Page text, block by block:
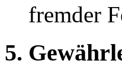
fremder
5.